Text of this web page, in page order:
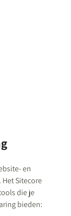
en
Sitecore
die je
bieden: